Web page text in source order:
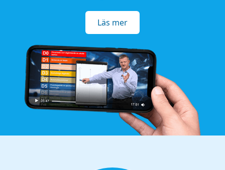
Läs mer